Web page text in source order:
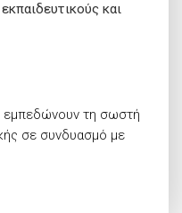
και
εμπεδώνουν τη σωστή
σε συνδυασμό με